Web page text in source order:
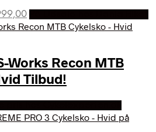
Den
aktuelle
kr. 2.999,00.
Works Recon MTB
Tilbud!